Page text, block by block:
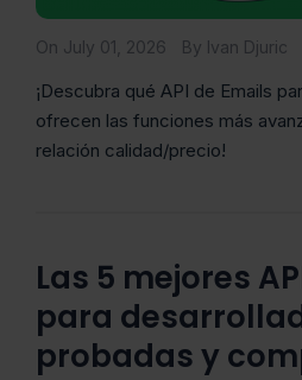
On July 01, 2026 By Ivan Djuric
¡Descubra qué API de Emails
ofrecen las funciones más
relación calidad/precio!
Las 5 mejores
para
probadas y